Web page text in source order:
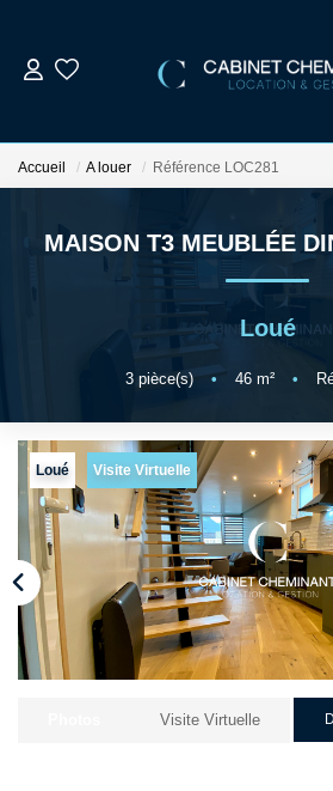
LOUER
ESTIMER
NOS
Qui Sommes-
Nos Biens
Nos Actualités
EXTRANET
Accueil A louer Référence LOC281
MAISON T3 MEUBLÉE
Loué
3pièce(s) • 46m² •
Loué Visite Virtuelle
Visite Virtuelle